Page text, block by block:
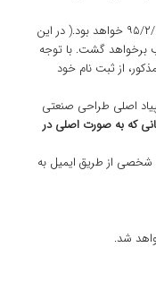
– امکان انصراف متقاضیان از آزمون تا تاریخ ۹۵/۲/۱۰ خواهد بود.( در این
برخواهد گشت. با توجه
از ثبت نام خود
اصلی طراحی صنعتی
که به صورت اصلی در
از طریق ایمیل به
شد.